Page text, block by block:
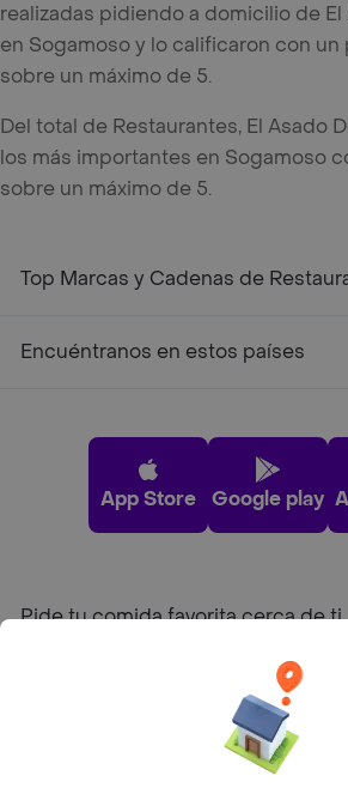
realizadas pidiendo a domicilio de
en Sogamoso y lo calificaron con un
sobre un máximo de 5.
Del total de Restaurantes, El Asado
los más importantes en Sogamoso
sobre un máximo de 5.
Top Marcas y Cadenas de
Encuéntranos en estos países
App Store Google play
Pide tu comida favorita cerca de ti